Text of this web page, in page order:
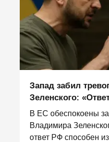
Запад забил
Зеленского:
В ЕС обеспокоены
Владимира
ответ РФ способен